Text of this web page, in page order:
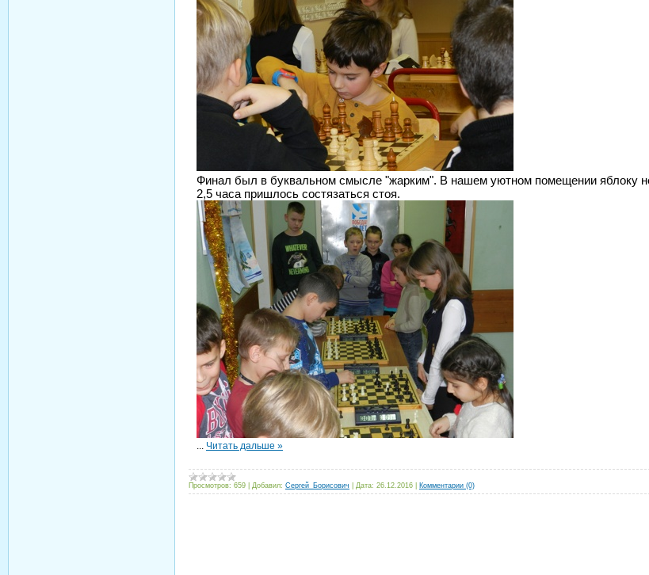
Финал был в буквальном смысле "жарким". В нашем уютном помещении яблоку
2,5 часа пришлось состязаться стоя.
... Читать дальше »
Просмотров: 659 Добавил: Сергей_Борисович Дата: 26.12.2016 Комментарии (0)